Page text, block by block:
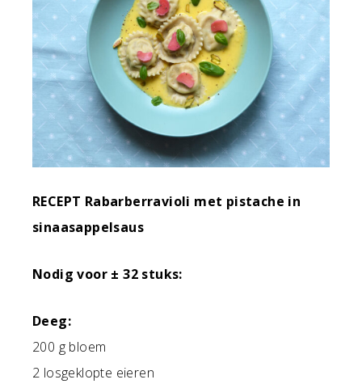
RECEPT Rabarberravioli met pistache in
sinaasappelsaus
Nodig voor ± 32 stuks:
Deeg:
200 g bloem
2 losgeklopte eieren